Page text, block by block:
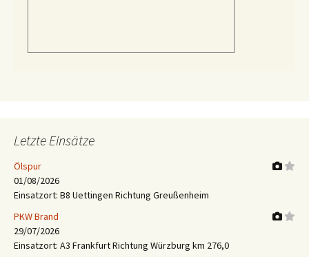
Letzte Einsätze
Ölspur
01/08/2026
Einsatzort: B8 Uettingen Richtung Greußenheim
PKW Brand
29/07/2026
Einsatzort: A3 Frankfurt Richtung Würzburg km 276,0